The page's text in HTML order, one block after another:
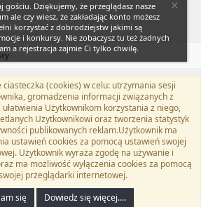
DO NOT EDIT)
Polski (PL)
Polityka prywatności Pomoc
® © 2010-2024 XenForo Ltd.
. | Xenforo Add-ons
gościu. Dziękujemy, że przeglądasz nasze
ale czy wiesz, że zakładając konto możesz
korzystać z dobrodziejstw jakimi są
i konkursy. Nie zobaczysz tu też żadnych
a rejestracja zajmie Ci tylko chwilę.
(cookies) w celu: utrzymania sesji
gromadzenia informacji związanych z
Użytkownikom korzystania z niego,
Użytkownikowi oraz tworzenia statystyk
publikowanych reklam.Użytkownik ma
ustawień cookies za pomocą ustawień swojej
Użytkownik wyraża zgodę na używanie i
ma możliwość wyłączenia cookies za pomocą
przeglądarki internetowej.
się
Dowiedz się więcej.…